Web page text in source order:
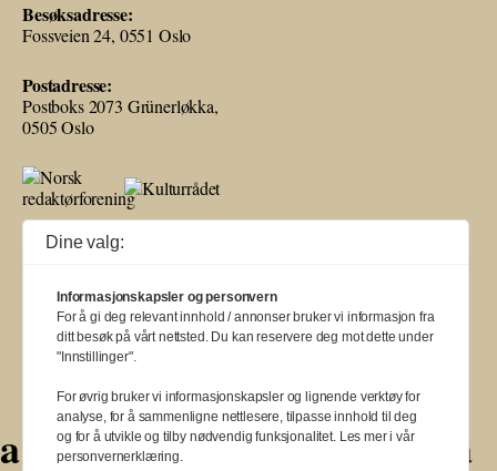
Besøksadresse:
Fossveien 24, 0551 Oslo
Postadresse:
Postboks 2073 Grünerløkka,
0505 Oslo
Ballade mottar tilskudd fra Norsk kulturråd, i tillegg til økonomisk støtte
fra eierne NOPA, Norsk komponistforening og Musikkforleggerne.
BALLADE — NORGES MUSIKKMAGASIN
a a aa a aa aa a
Dine valg:
Informasjonskapsler og personvern
For å gi deg relevant innhold / annonser bruker vi informasjon fra
ditt besøk på vårt nettsted. Du kan reservere deg mot dette under
"Innstillinger".
For øvrig bruker vi informasjonskapsler og lignende verktøy for
analyse, for å sammenligne nettlesere, tilpasse innhold til deg
og for å utvikle og tilby nødvendig funksjonalitet. Les mer i vår
personvernerklæring.